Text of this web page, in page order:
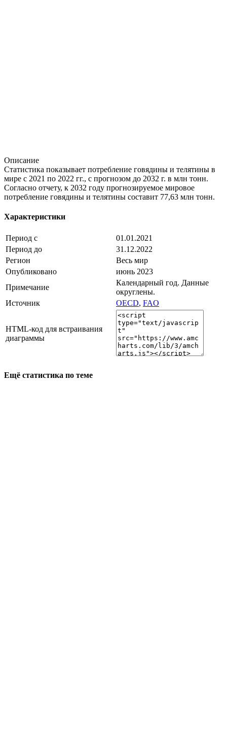
Описание
Статистика показывает потребление говядины и телятины в
мире с 2021 по 2022 гг., с прогнозом до 2032 г. в млн тонн.
Согласно отчету, к 2032 году прогнозируемое мировое
потребление говядины и телятины составит 77,63 млн тонн.
Характеристики
Период с
01.01.2021
Период до
31.12.2022
Регион
Весь мир
Опубликовано
июнь 2023
Примечание
Календарный год. Данные
округлены.
Источник
OECD, FAO
HTML-код для встраивания
диаграммы
Ещё статистика по теме